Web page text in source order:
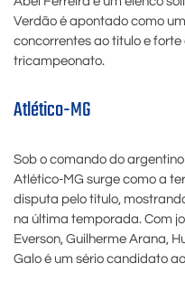
Verdão é apontado como
concorrentes ao título e
tricampeonato.
Atlético-MG
Sob o comando do
Atlético-MG surge como a
disputa pelo título,
na última temporada. Com
Everson, Guilherme Arana,
Galo é um sério candidato